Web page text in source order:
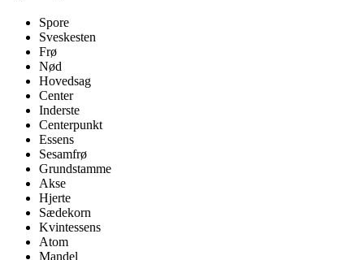
Spore
Sveskesten
Frø
Nød
Hovedsag
Center
Inderste
Centerpunkt
Essens
Sesamfrø
Grundstamme
Akse
Hjerte
Sædekorn
Kvintessens
Atom
Mandel